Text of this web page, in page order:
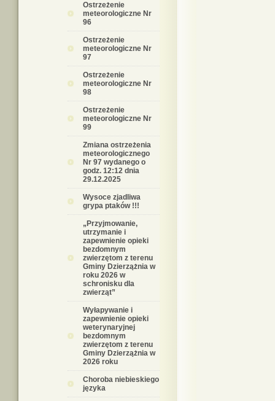
Ostrzeżenie
meteorologiczne Nr
96
Ostrzeżenie
meteorologiczne Nr
97
Ostrzeżenie
meteorologiczne Nr
98
Ostrzeżenie
meteorologiczne Nr
99
Zmiana ostrzeżenia
meteorologicznego
Nr 97 wydanego o
godz. 12:12 dnia
29.12.2025
Wysoce zjadliwa
grypa ptaków !!!
„Przyjmowanie,
utrzymanie i
zapewnienie opieki
bezdomnym
zwierzętom z terenu
Gminy Dzierzążnia w
roku 2026 w
schronisku dla
zwierząt”
Wyłapywanie i
zapewnienie opieki
weterynaryjnej
bezdomnym
zwierzętom z terenu
Gminy Dzierzążnia w
2026 roku
Choroba niebieskiego
języka